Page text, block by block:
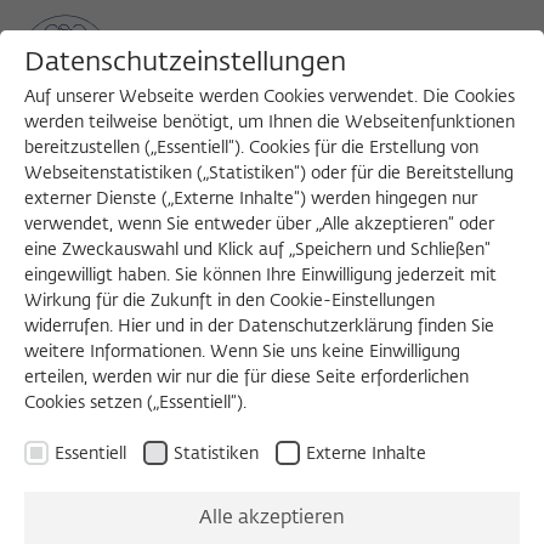
MENU
Search
Datenschutzeinstellungen
Auf unserer Webseite werden Cookies verwendet. Die Cookies
werden teilweise benötigt, um Ihnen die Webseitenfunktionen
bereitzustellen („Essentiell“). Cookies für die Erstellung von
Webseitenstatistiken („Statistiken“) oder für die Bereitstellung
externer Dienste („Externe Inhalte“) werden hingegen nur
verwendet, wenn Sie entweder über „Alle akzeptieren“ oder
eine Zweckauswahl und Klick auf „Speichern und Schließen“
eingewilligt haben. Sie können Ihre Einwilligung jederzeit mit
Wirkung für die Zukunft in den Cookie-Einstellungen
widerrufen. Hier und in der Datenschutzerklärung finden Sie
weitere Informationen. Wenn Sie uns keine Einwilligung
erteilen, werden wir nur die für diese Seite erforderlichen
Cookies setzen („Essentiell“).
Essentiell Statistiken Externe Inhalte
Alle akzeptieren